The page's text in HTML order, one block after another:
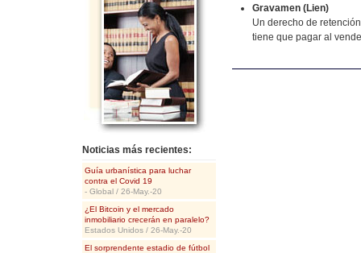
Noticias más recientes:
Guía urbanística para luchar
contra el Covid 19
- Global / 26-May.-20
¿El Bitcoin y el mercado
inmobiliario crecerán en paralelo?
Estados Unidos / 26-May.-20
El sorprendente estadio de fútbol
Gravamen (Lien)
Un derecho de
tiene que pagar al